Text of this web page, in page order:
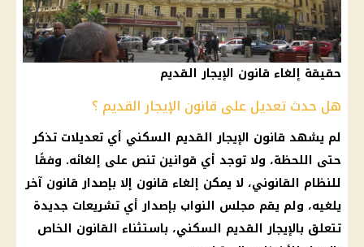
حقيقة إلغاء قانون الإيجار القديم
هل حدث تعديل على قانون الإيجار القديم ؟
لم يشهد قانون الإيجار القديم السكني أي تعديلات تذكر
حتى اللحظة، ولا توجد أي قوانين تنص على إلغائه. وفقًا
للنظام القانوني، لا يمكن إلغاء قانون إلا بإصدار قانون آخر
يلغيه، ولم يقم مجلس النواب بإصدار أي تشريعات جديدة
تتعلق بالإيجار القديم السكني، باستثناء القانون الخاص